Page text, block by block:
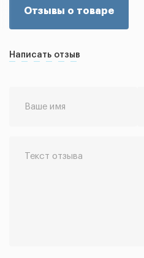
Отзывы о товаре
Написать отзыв